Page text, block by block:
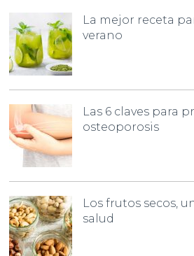
La mejor receta
verano
Las 6 claves para
osteoporosis
Los frutos secos,
salud